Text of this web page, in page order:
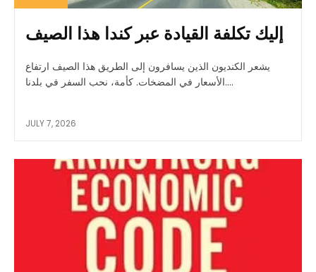
إليك تكلفة القيادة عبر كندا هذا الصيف
يشعر الكنديون الذين يسافرون إلى الطريق هذا الصيف ارتفاع
الأسعار في المضخات. كأمة، نحب السفر في بلدنا....
JULY 7, 2026